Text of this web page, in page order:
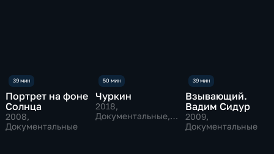
Портрет на фоне
Солнца
2008,
Документальные
Чуркин
2018,
Документальные,
Взывающий.
Вадим Сидур
2009,
Документальные